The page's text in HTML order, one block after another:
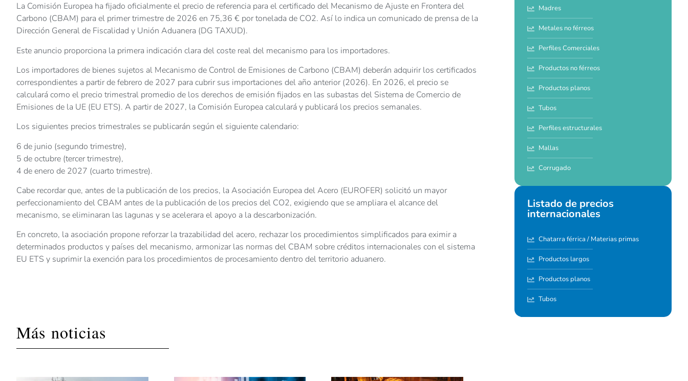
La Comisión Europea ha fijado oficialmente el precio de referencia para el certificado del Mecanismo de Ajuste en Frontera del
Carbono (CBAM) para el primer trimestre de 2026 en 75,36 € por tonelada de CO2. Así lo indica un comunicado de prensa de la
Dirección General de Fiscalidad y Unión Aduanera (DG TAXUD).
Este anuncio proporciona la primera indicación clara del coste real del mecanismo para los importadores.
Los importadores de bienes sujetos al Mecanismo de Control de Emisiones de Carbono (CBAM) deberán adquirir los certificados
correspondientes a partir de febrero de 2027 para cubrir sus importaciones del año anterior (2026). En 2026, el precio se
calculará como el precio trimestral promedio de los derechos de emisión fijados en las subastas del Sistema de Comercio de
Emisiones de la UE (EU ETS). A partir de 2027, la Comisión Europea calculará y publicará los precios semanales.
Los siguientes precios trimestrales se publicarán según el siguiente calendario:
6 de junio (segundo trimestre),
5 de octubre (tercer trimestre),
4 de enero de 2027 (cuarto trimestre).
Cabe recordar que, antes de la publicación de los precios, la Asociación Europea del Acero (EUROFER) solicitó un mayor
perfeccionamiento del CBAM antes de la publicación de los precios del CO2, exigiendo que se ampliara el alcance del
mecanismo, se eliminaran las lagunas y se acelerara el apoyo a la descarbonización.
En concreto, la asociación propone reforzar la trazabilidad del acero, rechazar los procedimientos simplificados para eximir a
determinados productos y países del mecanismo, armonizar las normas del CBAM sobre créditos internacionales con el sistema
EU ETS y suprimir la exención para los procedimientos de procesamiento dentro del territorio aduanero.
Más noticias
Madres
Metales no férreos
Perfiles Comerciales
Productos no férreos
Productos planos
Tubos
Perfiles estructurales
Mallas
Corrugado
Listado de precios
internacionales
Chatarra férrica / Materias primas
Productos largos
Productos planos
Tubos